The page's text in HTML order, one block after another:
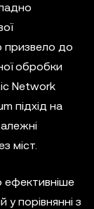
призвело до
обробки
Network
підхід на
міст.
ефективніше
порівнянні з